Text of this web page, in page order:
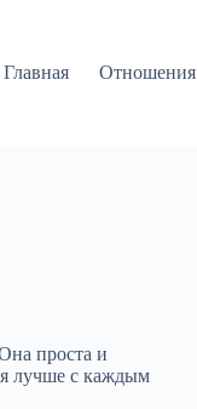
Главная Отношения
проста и
лучше с каждым